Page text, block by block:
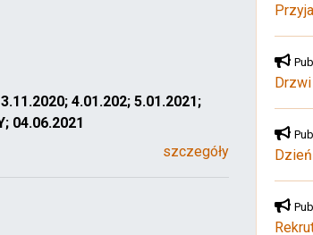
4.01.202; 5.01.2021;
04.06.2021
szczegóły